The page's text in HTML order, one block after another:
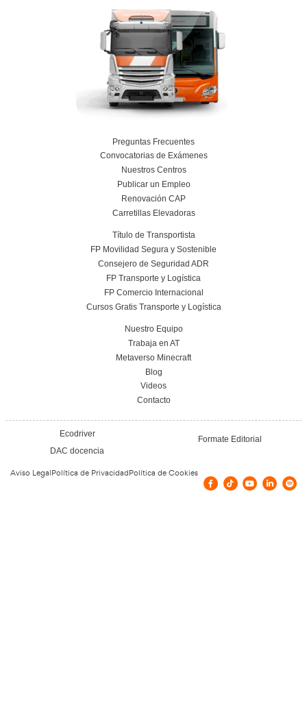
Digitalización en los Sectores Productivos
Transporte y Logística.
31 de julio de 2026
Leer más